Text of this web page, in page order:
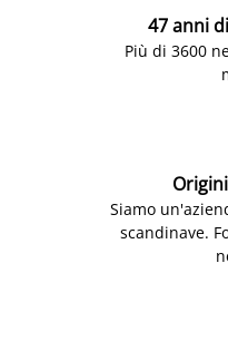
47 anni
Più di 3600
Siamo
scandinave.